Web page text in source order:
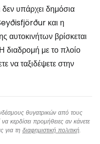
δεν υπάρχει δημόσια
και η
αυτοκινήτων βρίσκεται
διαδρομή με το πλοίο
να ταξιδέψετε στην
θυγατρικών από τους
κερδίσει προμήθειες αν κάνετε
για τη διαφημιστική πολιτική.